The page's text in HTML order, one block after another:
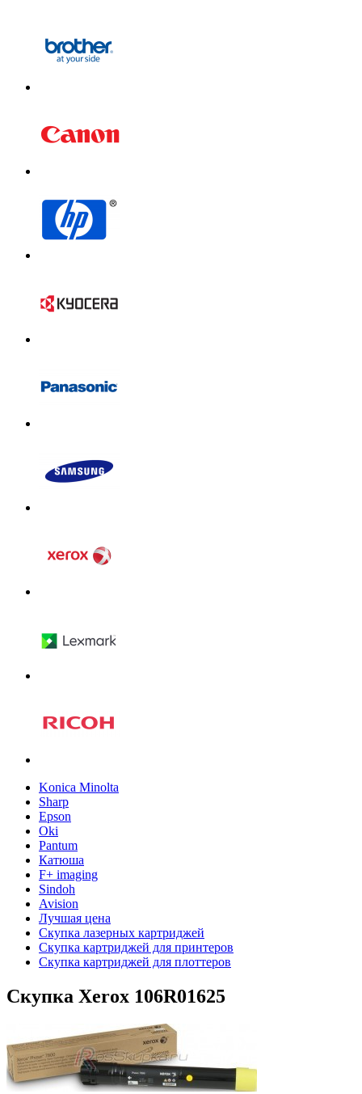
Konica Minolta
Sharp
Epson
Oki
Pantum
Катюша
F+ imaging
Sindoh
Avision
Лучшая цена
Скупка лазерных картриджей
Скупка картриджей для принтеров
Скупка картриджей для плоттеров
Скупка Xerox 106R01625